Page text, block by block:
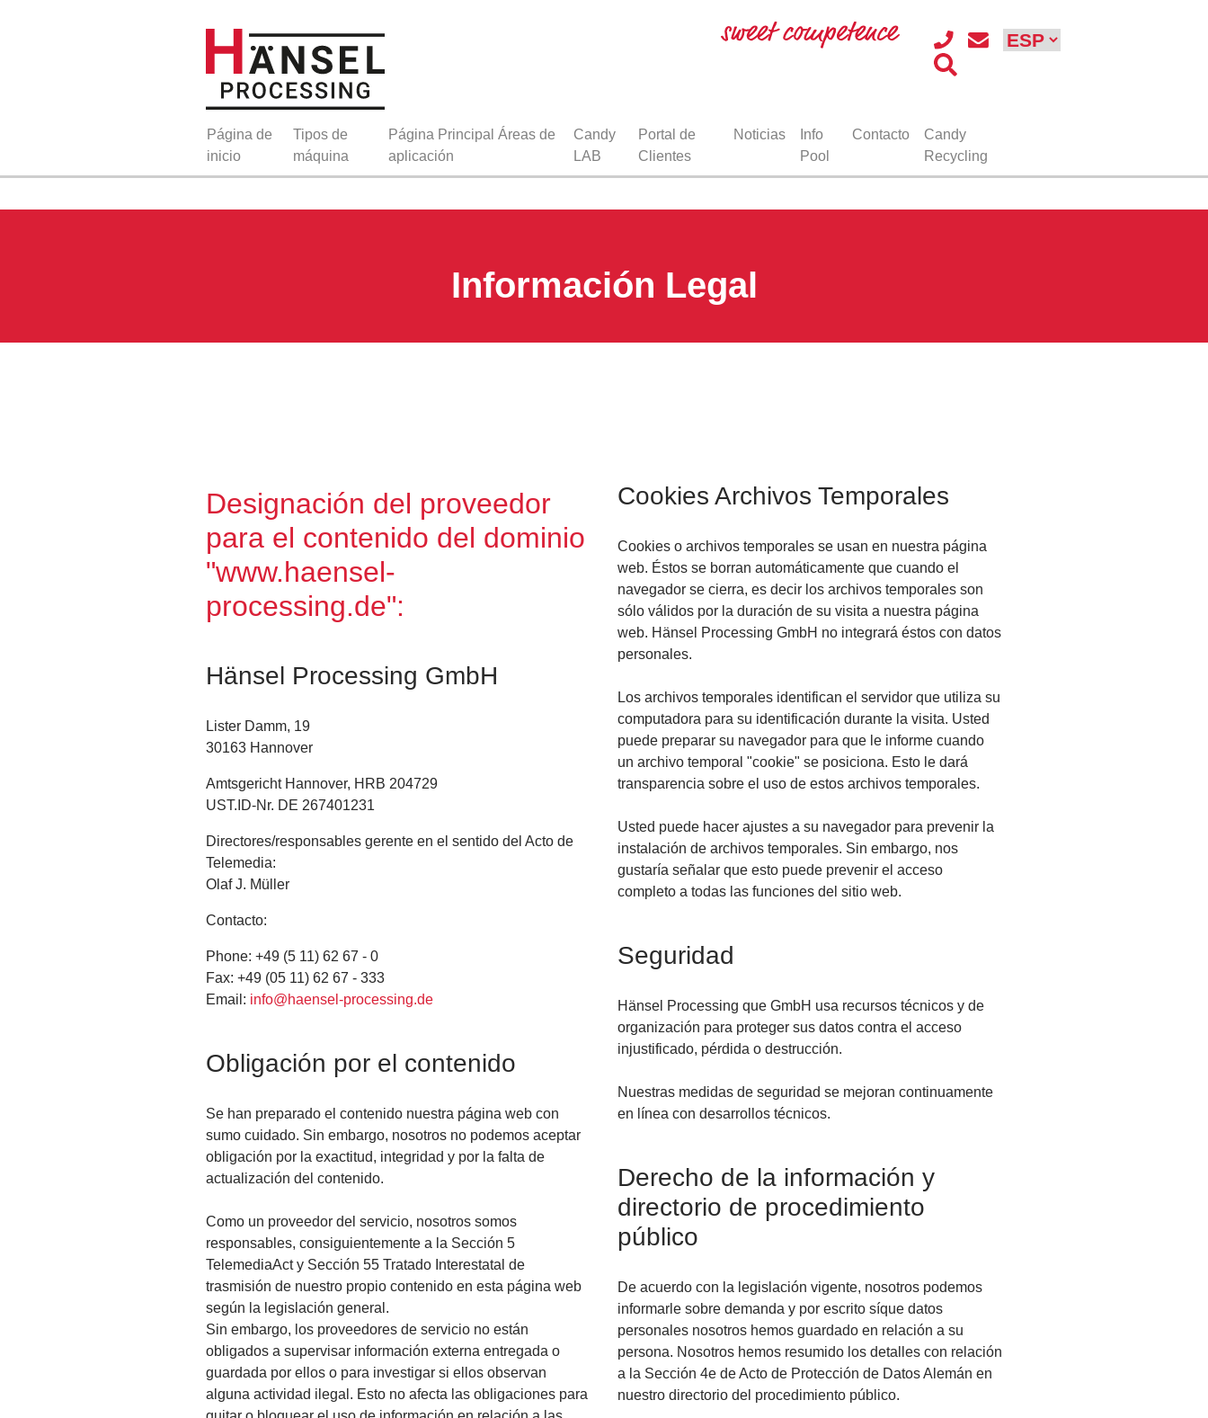
Página de
inicio
Tipos de
máquina
Página Principal Áreas de
aplicación
Candy
LAB
Portal de
Clientes
Noticias
Info
Pool
Contacto
Candy
Recycling
Información Legal
Designación del proveedor
para el contenido del dominio
"www.haensel-
processing.de":
Hänsel Processing GmbH
Lister Damm, 19
30163 Hannover
Amtsgericht Hannover, HRB 204729
UST.ID-Nr. DE 267401231
Directores/responsables gerente en el sentido del Acto de
Telemedia:
Olaf J. Müller
Contacto:
Phone: +49 (5 11) 62 67 - 0
Fax: +49 (05 11) 62 67 - 333
Email: info@haensel-processing.de
Obligación por el contenido
Se han preparado el contenido nuestra página web con
sumo cuidado. Sin embargo, nosotros no podemos aceptar
obligación por la exactitud, integridad y por la falta de
actualización del contenido.
Como un proveedor del servicio, nosotros somos
responsables, consiguientemente a la Sección 5
TelemediaAct y Sección 55 Tratado Interestatal de
trasmisión de nuestro propio contenido en esta página web
según la legislación general.
Sin embargo, los proveedores de servicio no están
obligados a supervisar información externa entregada o
guardada por ellos o para investigar si ellos observan
alguna actividad ilegal. Esto no afecta las obligaciones para
Cookies Archivos Temporales
Cookies o archivos temporales se usan en nuestra página
web. Éstos se borran automáticamente que cuando el
navegador se cierra, es decir los archivos temporales son
sólo válidos por la duración de su visita a nuestra página
web. Hänsel Processing GmbH no integrará éstos con datos
personales.
Los archivos temporales identifican el servidor que utiliza su
computadora para su identificación durante la visita. Usted
puede preparar su navegador para que le informe cuando
un archivo temporal "cookie" se posiciona. Esto le dará
transparencia sobre el uso de estos archivos temporales.
Usted puede hacer ajustes a su navegador para prevenir la
instalación de archivos temporales. Sin embargo, nos
gustaría señalar que esto puede prevenir el acceso
completo a todas las funciones del sitio web.
Seguridad
Hänsel Processing que GmbH usa recursos técnicos y de
organización para proteger sus datos contra el acceso
injustificado, pérdida o destrucción.
Nuestras medidas de seguridad se mejoran continuamente
en línea con desarrollos técnicos.
Derecho de la información y
directorio de procedimiento
público
De acuerdo con la legislación vigente, nosotros podemos
informarle sobre demanda y por escrito síque datos
personales nosotros hemos guardado en relación a su
persona. Nosotros hemos resumido los detalles con relación
a la Sección 4e de Acto de Protección de Datos Alemán en
nuestro directorio del procedimiento público.